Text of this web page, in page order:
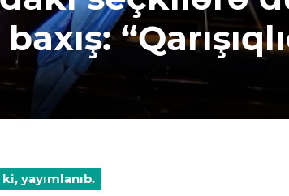
yayımlanıb.